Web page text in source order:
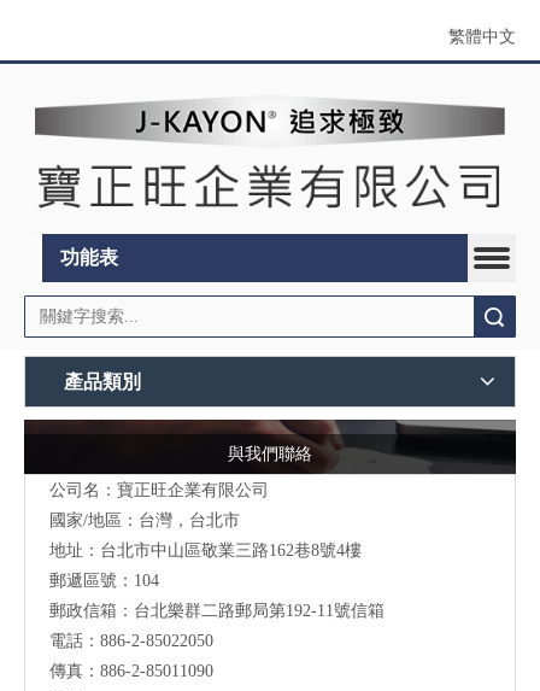
繁體中文
功能表
產品類別
與我們聯絡
公司名：寶正旺企業有限公司
國家/地區：台灣，台北市
地址：台北市中山區敬業三路162巷8號4樓
郵遞區號：104
郵政信箱：台北樂群二路郵局第192-11號信箱
電話：886-2-85022050
傳真：886-2-85011090